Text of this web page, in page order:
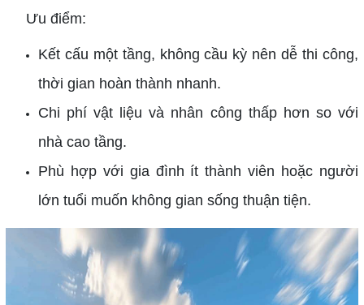
Ưu điểm:
Kết cấu một tầng, không cầu kỳ nên dễ thi công,
thời gian hoàn thành nhanh.
Chi phí vật liệu và nhân công thấp hơn so với
nhà cao tầng.
Phù hợp với gia đình ít thành viên hoặc người
lớn tuổi muốn không gian sống thuận tiện.